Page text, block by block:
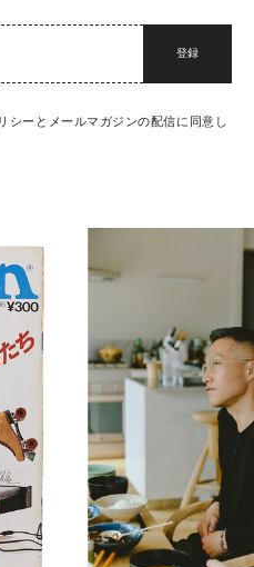
登録
シーとメールマガジンの配信に同意し